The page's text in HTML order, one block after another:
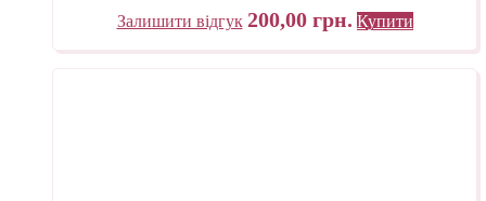
Залишити відгук 200,00 грн. Купити